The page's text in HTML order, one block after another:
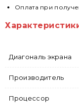
Оплата при
Диагональ экрана
Производитель
Процессор